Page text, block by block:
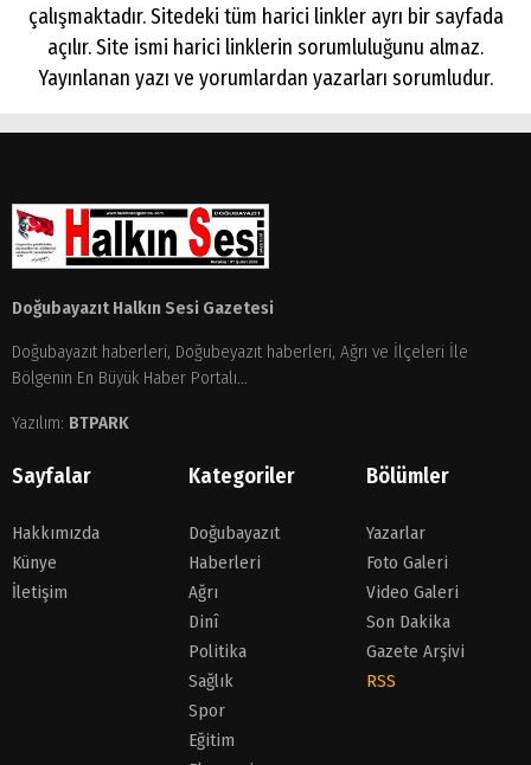
çalışmaktadır. Sitedeki tüm harici linkler ayrı bir sayfada
açılır. Site ismi harici linklerin sorumluluğunu almaz.
Yayınlanan yazı ve yorumlardan yazarları sorumludur.
Doğubayazıt Halkın Sesi Gazetesi
Doğubayazıt haberleri, Doğubeyazıt haberleri, Ağrı ve İlçeleri İle
Bölgenin En Büyük Haber Portalı...
Yazılım: BTPARK
Sayfalar
Hakkımızda
Künye
İletişim
Kategoriler
Doğubayazıt
Haberleri
Ağrı
Dinî
Politika
Sağlık
Spor
Eğitim
Bölümler
Yazarlar
Foto Galeri
Video Galeri
Son Dakika
Gazete Arşivi
RSS